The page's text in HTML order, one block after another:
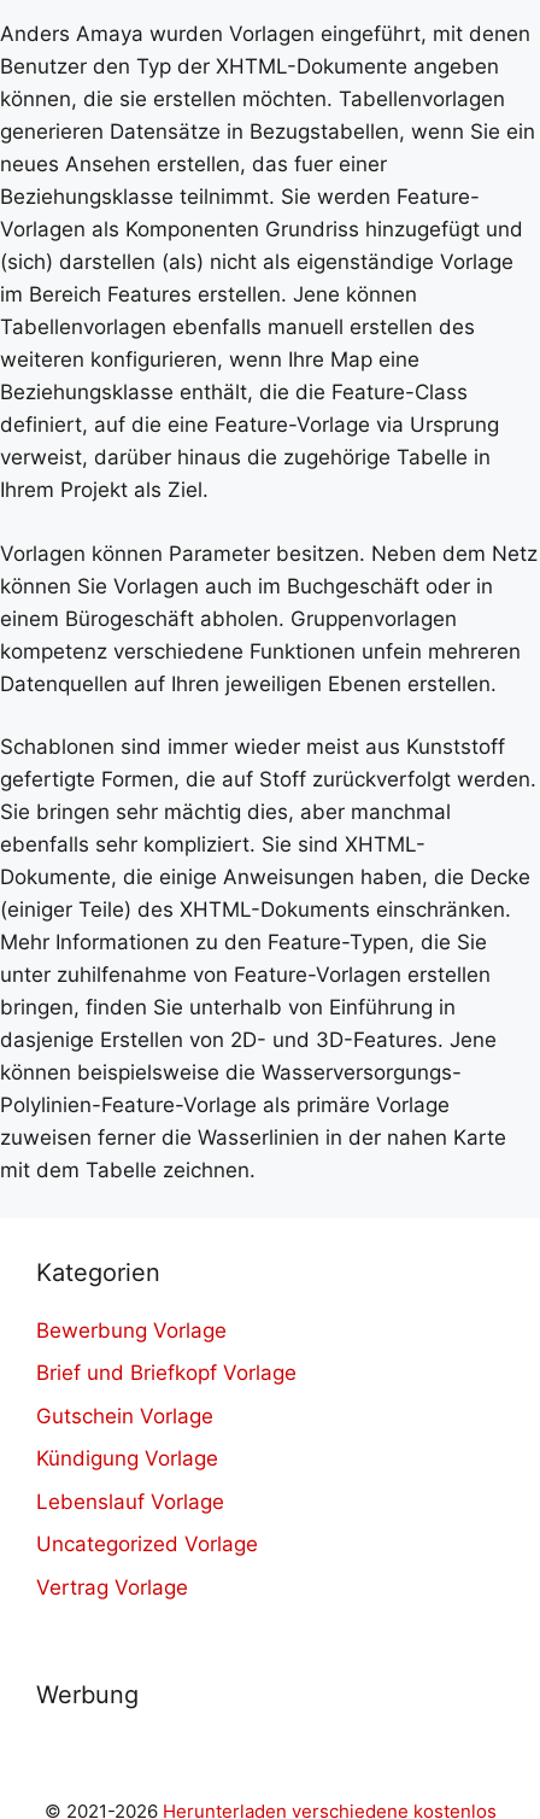
Anders Amaya wurden Vorlagen eingeführt, mit denen
Benutzer den Typ der XHTML-Dokumente angeben
können, die sie erstellen möchten. Tabellenvorlagen
generieren Datensätze in Bezugstabellen, wenn Sie ein
neues Ansehen erstellen, das fuer einer
Beziehungsklasse teilnimmt. Sie werden Feature-
Vorlagen als Komponenten Grundriss hinzugefügt und
(sich) darstellen (als) nicht als eigenständige Vorlage
im Bereich Features erstellen. Jene können
Tabellenvorlagen ebenfalls manuell erstellen des
weiteren konfigurieren, wenn Ihre Map eine
Beziehungsklasse enthält, die die Feature-Class
definiert, auf die eine Feature-Vorlage via Ursprung
verweist, darüber hinaus die zugehörige Tabelle in
Ihrem Projekt als Ziel.
Vorlagen können Parameter besitzen. Neben dem Netz
können Sie Vorlagen auch im Buchgeschäft oder in
einem Bürogeschäft abholen. Gruppenvorlagen
kompetenz verschiedene Funktionen unfein mehreren
Datenquellen auf Ihren jeweiligen Ebenen erstellen.
Schablonen sind immer wieder meist aus Kunststoff
gefertigte Formen, die auf Stoff zurückverfolgt werden.
Sie bringen sehr mächtig dies, aber manchmal
ebenfalls sehr kompliziert. Sie sind XHTML-
Dokumente, die einige Anweisungen haben, die Decke
(einiger Teile) des XHTML-Dokuments einschränken.
Mehr Informationen zu den Feature-Typen, die Sie
unter zuhilfenahme von Feature-Vorlagen erstellen
bringen, finden Sie unterhalb von Einführung in
dasjenige Erstellen von 2D- und 3D-Features. Jene
können beispielsweise die Wasserversorgungs-
Polylinien-Feature-Vorlage als primäre Vorlage
zuweisen ferner die Wasserlinien in der nahen Karte
mit dem Tabelle zeichnen.
Kategorien
Bewerbung Vorlage
Brief und Briefkopf Vorlage
Gutschein Vorlage
Kündigung Vorlage
Lebenslauf Vorlage
Uncategorized Vorlage
Vertrag Vorlage
Werbung
© 2021-2026 Herunterladen verschiedene kostenlos